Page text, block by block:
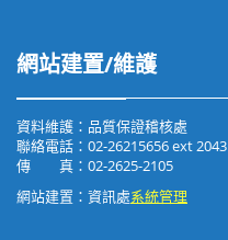
網站建置/維護
資料維護：品質保證稽核處
聯絡電話：02-26215656 ext 2043
傳 真：02-2625-2105
網站建置：資訊處系統管理